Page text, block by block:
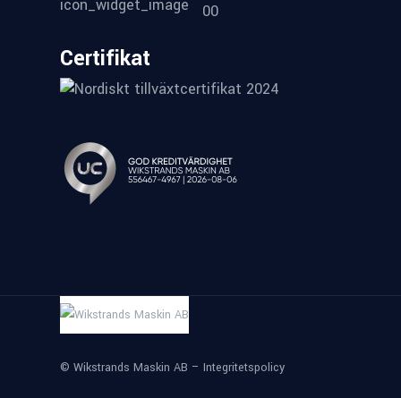
00
Certifikat
© Wikstrands Maskin AB – Integritetspolicy